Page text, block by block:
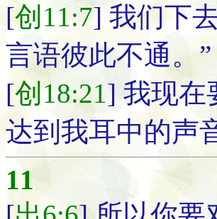
[创11:7] 我们下
言语彼此不通。”
[创18:21] 我现在
达到我耳中的声
11